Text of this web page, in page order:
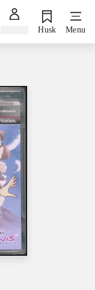
Husk Menu